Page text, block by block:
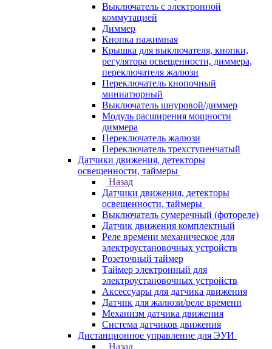
Выключатель с электронной
коммутацией
Диммер
Кнопка нажимная
Крышка для выключателя, кнопки,
регулятора освещенности, диммера,
переключателя жалюзи
Переключатель кнопочный
миниатюрный
Выключатель шнуровой/диммер
Модуль расширения мощности
диммера
Переключатель жалюзи
Переключатель трехступенчатый
Датчики движения, детекторы
освещенности, таймеры
Назад
Датчики движения, детекторы
освещенности, таймеры
Выключатель сумеречный (фотореле)
Датчик движения комплектный
Реле времени механическое для
электроустановочных устройств
Розеточный таймер
Таймер электронный для
электроустановочных устройств
Аксессуары для датчика движения
Датчик для жалюзи/реле времени
Механизм датчика движения
Система датчиков движения
Дистанционное управление для ЭУИ
Назад